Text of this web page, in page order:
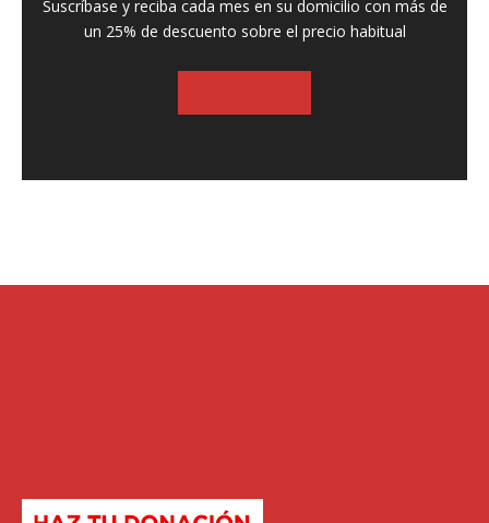
Suscríbase y reciba cada mes en su domicilio con más de
un 25% de descuento sobre el precio habitual